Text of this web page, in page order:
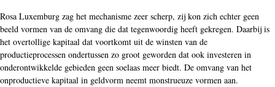
Rosa Luxemburg zag het mechanisme zeer scherp, zij kon zich echter geen
beeld vormen van de omvang die dat tegenwoordig heeft gekregen. Daarbij is
het overtollige kapitaal dat voortkomt uit de winsten van de
productieprocessen ondertussen zo groot geworden dat ook investeren in
onderontwikkelde gebieden geen soelaas meer biedt. De omvang van het
onproductieve kapitaal in geldvorm neemt monstrueuze vormen aan.